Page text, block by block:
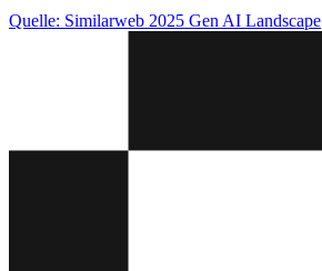
Quelle: Similarweb 2025 Gen AI Landscape